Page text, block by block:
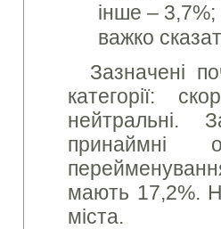
інше – 3,7%;
важко
Зазначені
категорії:
нейтральні.
принаймні
мають 17,2%.
міста.